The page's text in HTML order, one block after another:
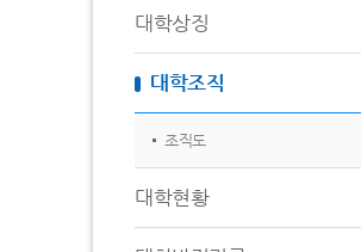
대학상징
대학조직
조직도
대학현황